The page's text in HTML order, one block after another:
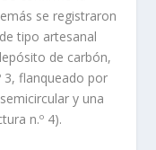
se registraron
tipo artesanal
de carbón,
3, flanqueado por
y una
n.º 4).